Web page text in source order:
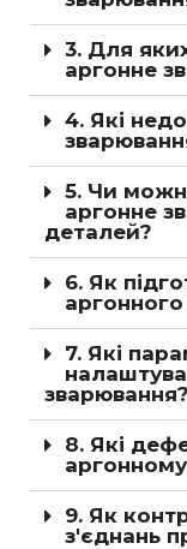
3. Для
аргонне
4. Які
5. Чи
аргонне
деталей?
6. Як
7. Які
зварювання?
8. Які
9. Як
з'єднань